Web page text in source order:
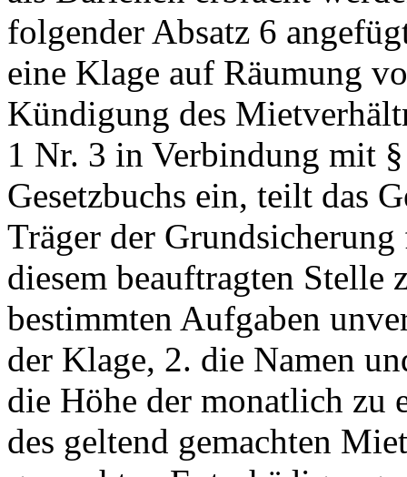
folgender Absatz 6
eine Klage auf Räumung
Kündigung des
1 Nr. 3 in Verbindung mit
Gesetzbuchs ein, teilt das
Träger der
diesem beauftragten Stelle
bestimmten Aufgaben
der Klage, 2. die Namen
die Höhe der monatlich zu
des geltend gemachten